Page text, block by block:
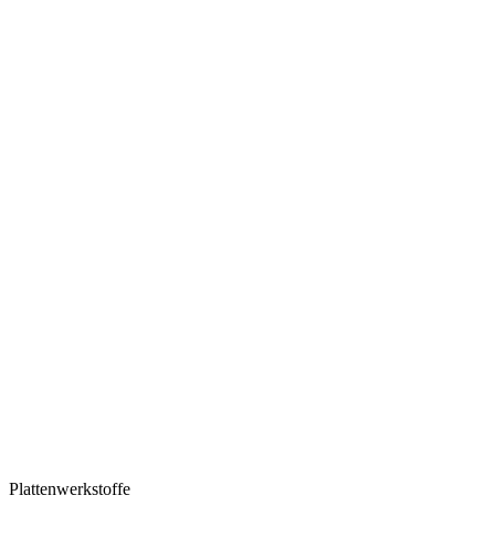
Plattenwerkstoffe